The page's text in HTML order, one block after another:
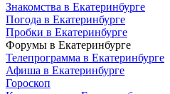
Знакомства в Екатеринбурге
Погода в Екатеринбурге
Пробки в Екатеринбурге
Форумы в Екатеринбурге
Телепрограмма в Екатеринбурге
Афиша в Екатеринбурге
Гороскоп